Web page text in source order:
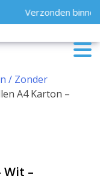
Verzonden binnen
/ Zonder
A4 Karton –
Wit –